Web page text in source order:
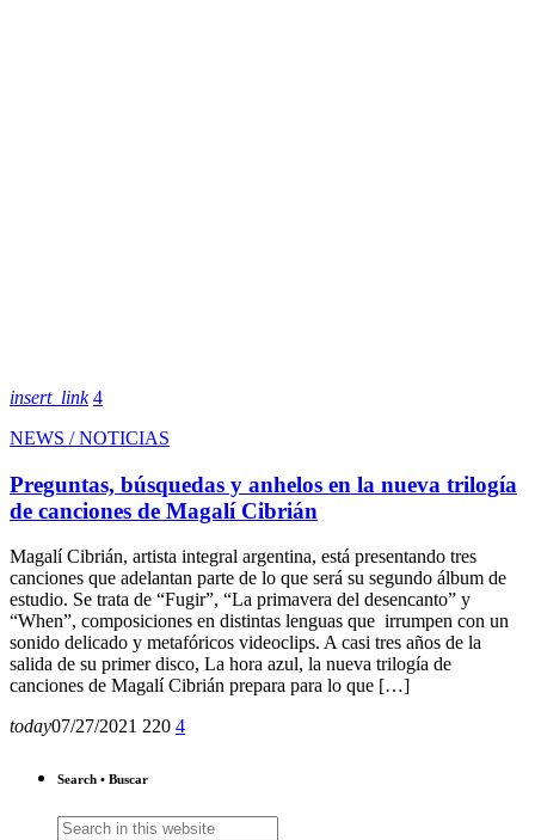
insert_link 4
NEWS / NOTICIAS
Preguntas, búsquedas y anhelos en la nueva trilogía
de canciones de Magalí Cibrián
Magalí Cibrián, artista integral argentina, está presentando tres
canciones que adelantan parte de lo que será su segundo álbum de
estudio. Se trata de “Fugir”, “La primavera del desencanto” y
“When”, composiciones en distintas lenguas que irrumpen con un
sonido delicado y metafóricos videoclips. A casi tres años de la
salida de su primer disco, La hora azul, la nueva trilogía de
canciones de Magalí Cibrián prepara para lo que […]
today07/27/2021 220 4
Search • Buscar